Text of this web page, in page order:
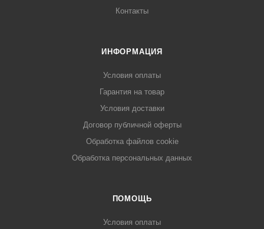
Контакты
ИНФОРМАЦИЯ
Условия оплаты
Гарантия на товар
Условия доставки
Договор публичной оферты
Обработка файлов cookie
Обработка персональных данных
ПОМОЩЬ
Условия оплаты